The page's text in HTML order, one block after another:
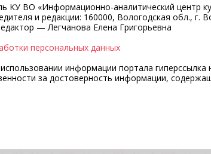
КУ ВО «Информационно-аналитический центр
и редакции: 160000, Вологодская обл., г.
— Легчанова Елена Григорьевна
персональных данных
информации портала гиперссылка
за достоверность информации,